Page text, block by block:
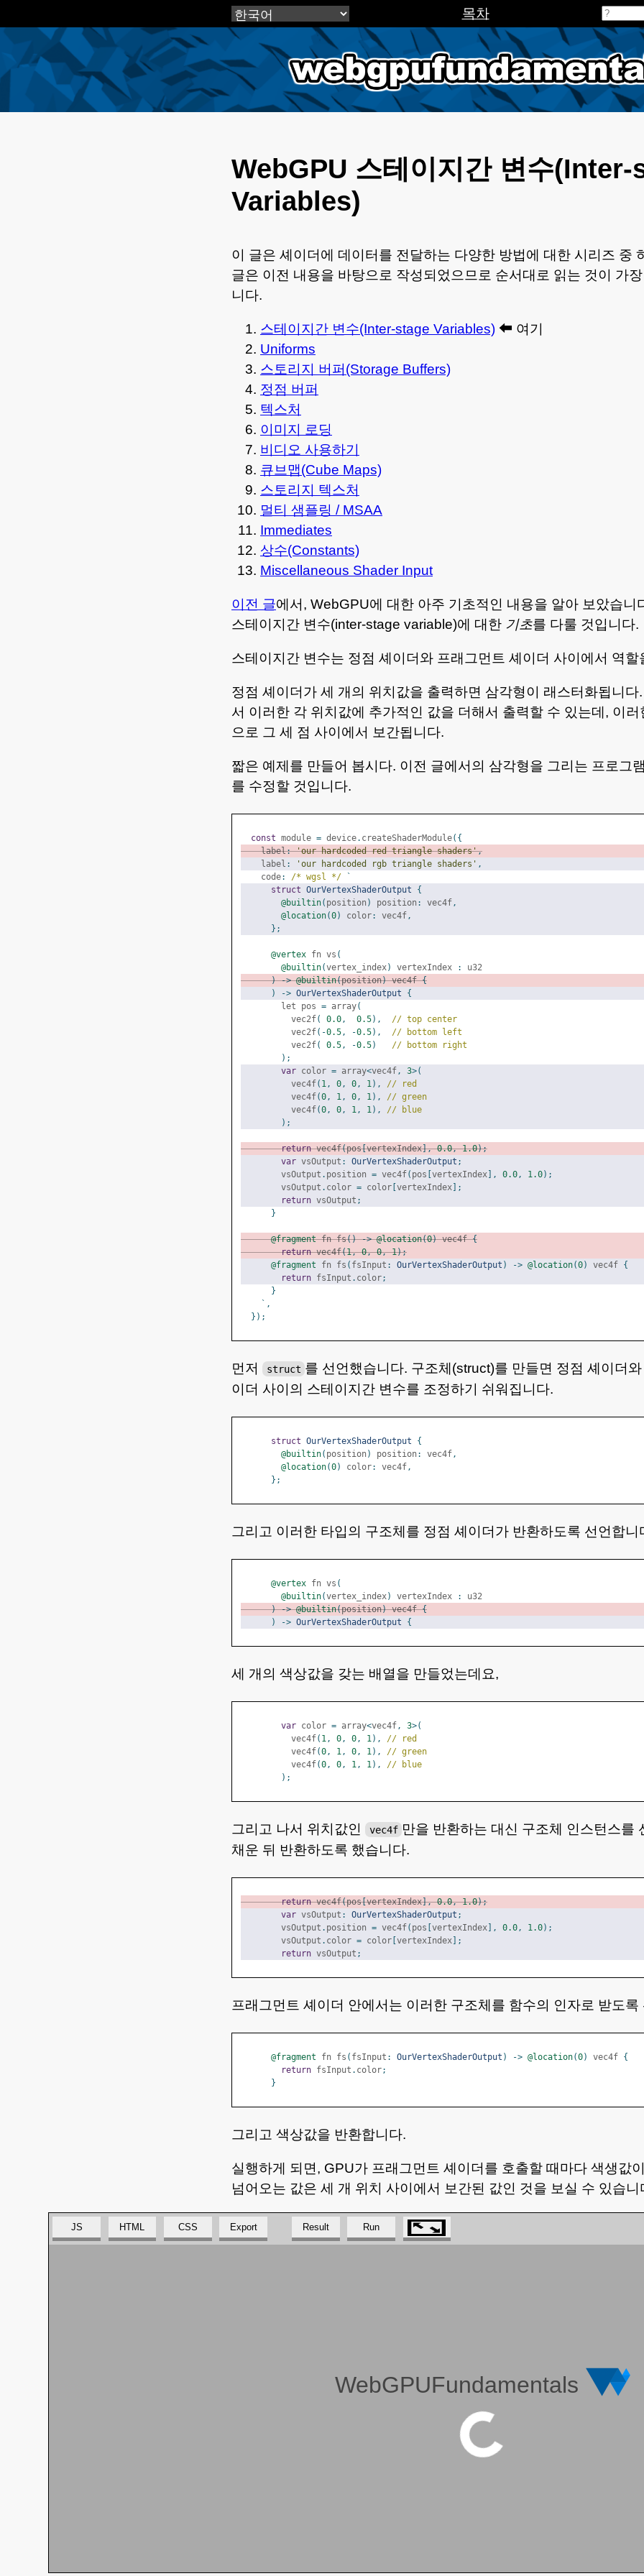
목차
WebGPU 스테이지간 변수(Inter-
Variables)
이 글은 셰이더에 데이터를 전달하는 다양한 방법에 대한 시리즈 중
글은 이전 내용을 바탕으로 작성되었으므로 순서대로 읽는 것이 가
니다.
스테이지간 변수(Inter-stage Variables) ⬅ 여기
Uniforms
스토리지 버퍼(Storage Buffers)
정점 버퍼
텍스처
이미지 로딩
비디오 사용하기
큐브맵(Cube Maps)
스토리지 텍스처
멀티 샘플링 / MSAA
Immediates
상수(Constants)
Miscellaneous Shader Input
이전 글에서, WebGPU에 대한 아주 기초적인 내용을 알아 보았습니
스테이지간 변수(inter-stage variable)에 대한 기초를 다룰 것입니다.
스테이지간 변수는 정점 셰이더와 프래그먼트 셰이더 사이에서 역할
정점 셰이더가 세 개의 위치값을 출력하면 삼각형이 래스터화됩니다
서 이러한 각 위치값에 추가적인 값을 더해서 출력할 수 있는데, 이러
으로 그 세 점 사이에서 보간됩니다.
짧은 예제를 만들어 봅시다. 이전 글에서의 삼각형을 그리는 프로그
를 수정할 것입니다.
const module = device. createShaderModule({
    label
: 'our hardcoded red triangle shaders',
    label
: 'our hardcoded rgb triangle shaders' ,
    code
: /* wgsl */
`
struct OurVertexShaderOutput
{
@builtin( position ) position : vec4f ,
@location(0) color: vec4f ,
};
@vertex fn vs (
@builtin(vertex_index) vertexIndex :
u32
) -> @builtin(position) vec4f {
)
-> OurVertexShaderOutput
{
        let pos
= array(
          vec2f
( 0.0 , 0.5),
// top center
          vec2f
(-0.5 , -0.5),
// bottom left
          vec2f
( 0.5 , -0.5)
// bottom right
);
var color = array<vec4f , 3>(
          vec4f
( 1 , 0 , 0 , 1 ),
// red
          vec4f
(0 , 1 , 0 , 1 ),
// green
          vec4f
(0 , 0 , 1 , 1 ),
// blue
);
return vec4f(pos[vertexIndex], 0.0, 1.0);
var vsOutput : OurVertexShaderOutput ;
        vsOutput
. position = vec4f( pos [vertexIndex], 0.0 , 1.0);
        vsOutput
. color = color [vertexIndex];
return vsOutput ;
}
@fragment fn fs() -> @location(0) vec4f {
return vec4f(1, 0, 0, 1);
@fragment fn fs ( fsInput : OurVertexShaderOutput ) -> @location(0) vec4f {
return fsInput . color;
}
`,
});
먼저 struct 를 선언했습니다. 구조체(struct)를 만들면 정점 셰이더
이더 사이의 스테이지간 변수를 조정하기 쉬워집니다.
struct OurVertexShaderOutput
{
@builtin( position) position: vec4f ,
@location(0) color: vec4f ,
};
그리고 이러한 타입의 구조체를 정점 셰이더가 반환하도록 선언합니
@vertex fn vs (
@builtin(vertex_index) vertexIndex :
u32
) -> @builtin(position) vec4f {
)
-> OurVertexShaderOutput {
세 개의 색상값을 갖는 배열을 만들었는데요,
var color = array<vec4f , 3>(
          vec4f
( 1 , 0 , 0 , 1 ),
// red
          vec4f
(0 , 1 , 0 , 1 ),
// green
          vec4f
(0 , 0 , 1 , 1 ),
// blue
);
그리고 나서 위치값인 vec4f 만을 반환하는 대신 구조체 인스턴스를
채운 뒤 반환하도록 했습니다.
return vec4f(pos[vertexIndex], 0.0, 1.0);
var vsOutput : OurVertexShaderOutput ;
        vsOutput
. position = vec4f( pos [vertexIndex], 0.0 , 1.0);
        vsOutput
. color = color [vertexIndex];
return vsOutput ;
프래그먼트 셰이더 안에서는 이러한 구조체를 함수의 인자로 받도록
@fragment fn fs ( fsInput : OurVertexShaderOutput ) -> @location(0) vec4f {
return fsInput . color;
}
그리고 색상값을 반환합니다.
실행하게 되면, GPU가 프래그먼트 셰이더를 호출할 때마다 색생값
넘어오는 값은 세 개 위치 사이에서 보간된 값인 것을 보실 수 있습니